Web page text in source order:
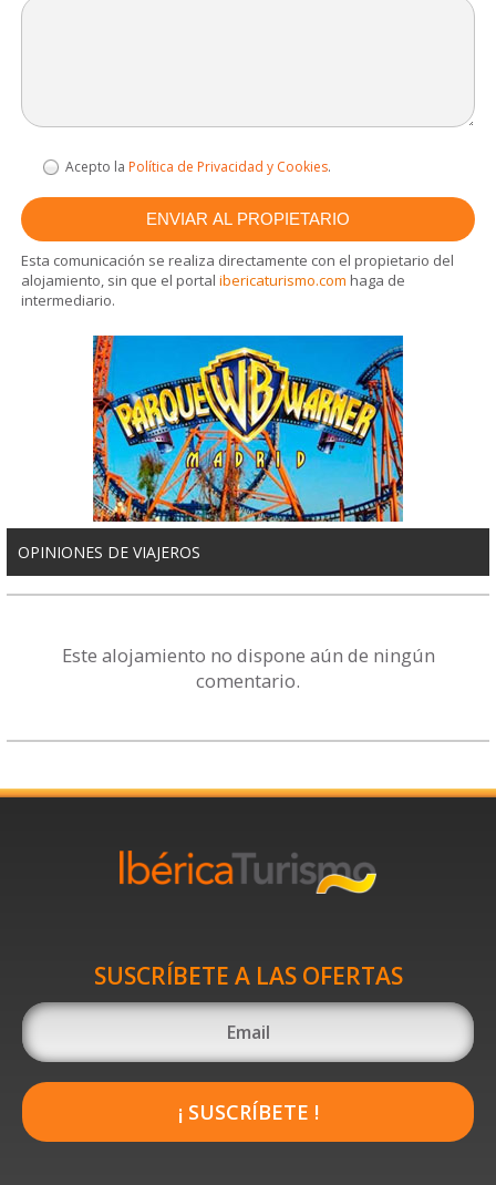
Acepto la Política de Privacidad y Cookies.
Esta comunicación se realiza directamente con el propietario del
alojamiento, sin que el portalibericaturismo.com haga de
intermediario.
OPINIONES DE VIAJEROS
Este alojamiento no dispone aún de ningún
comentario.
SUSCRÍBETE A LAS OFERTAS
¡ SUSCRÍBETE !